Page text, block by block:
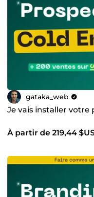
gataka_web
Je vais installer votre
À partir de 219,44